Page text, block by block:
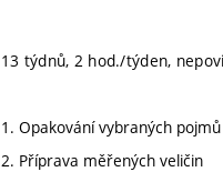
13 týdnů, 2 hod./týden,
1. Opakování vybraných
2. Příprava měřených veličin